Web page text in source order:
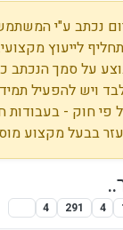
נכתב ע"י
תחליף לייעוץ
על סמך הנכתב
ויש להפעיל
פי חוק - בעבודות
בבעל מקצוע
4
291
4